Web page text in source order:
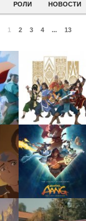
РОЛИ НОВОСТИ
1 2 3 4 ... 13